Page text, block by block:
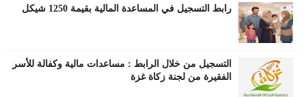
رابط التسجيل في المساعدة المالية بقيمة 1250 شيكل
التسجيل من خلال الرابط : مساعدات مالية وكفالة للأسر
الفقيرة من لجنة زكاة غزة